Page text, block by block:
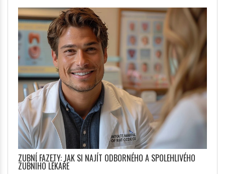
ZUBNÍ FAZETY: JAK SI NAJÍT ODBORNÉHO A SPOLEHLIVÉHO
ZUBNÍHO LÉKAŘE